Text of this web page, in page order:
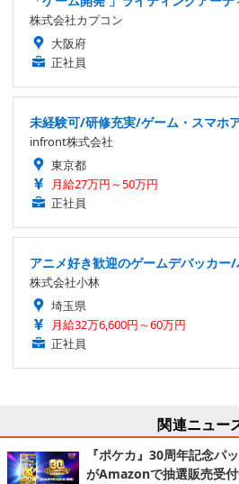
株式会社カプコン
大阪府
正社員
未経験可/研修充実/ゲーム・スマホ
infront株式会社
東京都
月給27万円～50万円
正社員
アニメ好き歓迎のゲームデバッカー
株式会社小林
埼玉県
月給32万6,600円～60万円
正社員
関連ニュー
『ポケカ』30周年記念パ
がAmazonで抽選販売受